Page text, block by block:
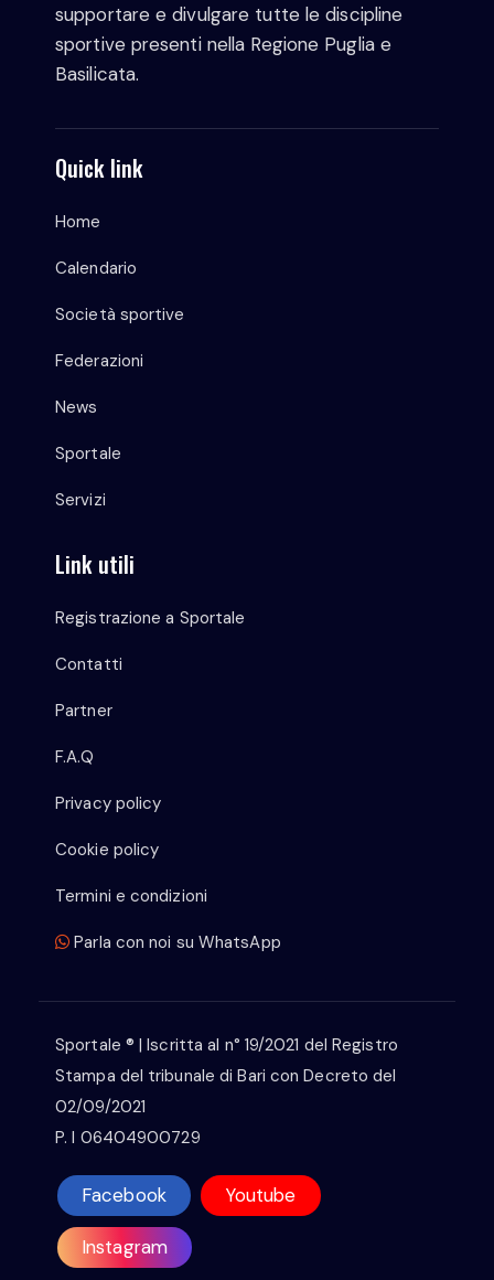
supportare e divulgare tutte le discipline
sportive presenti nella Regione Puglia e
Basilicata.
Quick link
Home
Calendario
Società sportive
Federazioni
News
Sportale
Servizi
Link utili
Registrazione a Sportale
Contatti
Partner
F.A.Q
Privacy policy
Cookie policy
Termini e condizioni
Parla con noi su WhatsApp
Sportale ® | Iscritta al n° 19/2021 del Registro
Stampa del tribunale di Bari con Decreto del
02/09/2021
P. I 06404900729
Facebook Youtube
Instagram